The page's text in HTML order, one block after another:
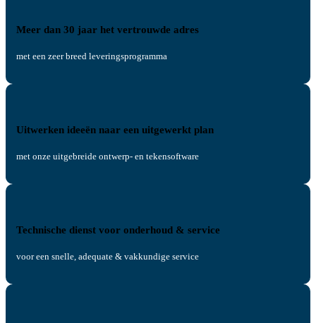
Meer dan 30 jaar het vertrouwde adres
met een zeer breed leveringsprogramma
Uitwerken ideeën naar een uitgewerkt plan
met onze uitgebreide ontwerp- en tekensoftware
Technische dienst voor onderhoud & service
voor een snelle, adequate & vakkundige service